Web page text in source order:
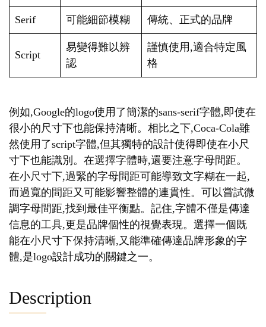
Serif 可能細節模糊 傳統、正式的品牌
Script
易變得難以辨
認
謹慎使用,適合特定風
格
例如,Google的logo使用了簡潔的sans-serif字體,即使在
很小的尺寸下也能保持清晰。相比之下,Coca-Cola雖
然使用了script字體,但其獨特的設計使得即使在小尺
寸下也能識別。在選擇字體時,還要注意字母間距。
在小尺寸下,過緊的字母間距可能導致文字糊在一起,
而過寬的間距又可能影響整體的連貫性。可以嘗試微
調字母間距,找到最佳平衡點。記住,字體不僅是傳達
信息的工具,更是品牌個性的視覺表現。選擇一個既
能在小尺寸下保持清晰,又能準確傳達品牌形象的字
體,是logo設計成功的關鍵之一。
Description